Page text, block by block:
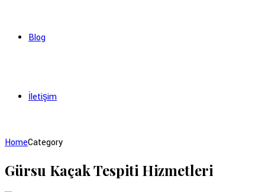
Blog
İletişim
HomeCategory
Gürsu Kaçak Tespiti Hizmetleri